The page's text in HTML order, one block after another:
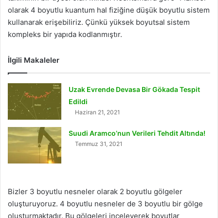
olarak 4 boyutlu kuantum hal fiziğine düşük boyutlu sistem
kullanarak erişebiliriz. Çünkü yüksek boyutsal sistem
kompleks bir yapıda kodlanmıştır.
İlgili Makaleler
Uzak Evrende Devasa Bir Gökada Tespit
Edildi
Haziran 21, 2021
Suudi Aramco’nun Verileri Tehdit Altında!
Temmuz 31, 2021
Bizler 3 boyutlu nesneler olarak 2 boyutlu gölgeler
oluşturuyoruz. 4 boyutlu nesneler de 3 boyutlu bir gölge
oluşturmaktadır. Bu gölgeleri inceleyerek boyutlar